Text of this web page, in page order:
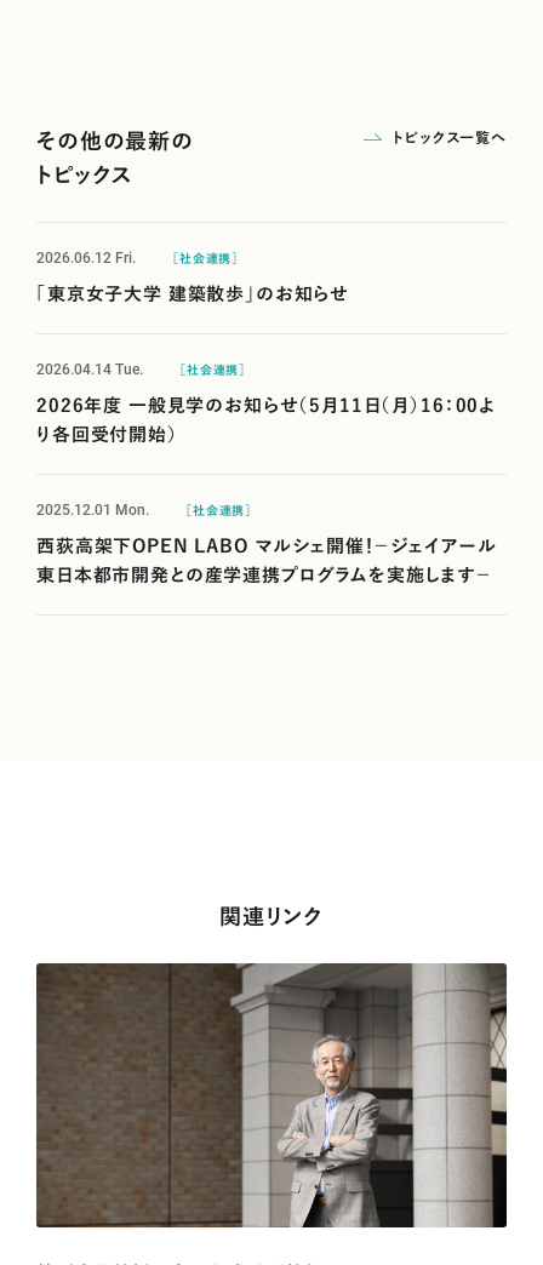
その他の最新の
トピックス
トピックス一覧へ
2026.06.12 Fri. ［社会連携］
「東京女子大学 建築散歩」のお知らせ
2026.04.14Tue. ［社会連携］
2026年度 一般見学のお知らせ（5月11日（月）16：00よ
り各回受付開始）
2025.12.01 Mon. ［社会連携］
西荻高架下OPEN LABO マルシェ開催！－ジェイアール
東日本都市開発との産学連携プログラムを実施します－
関連リンク